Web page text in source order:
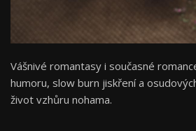
Vášnivé romantasy i současné
humoru, slow burn jiskření a
život vzhůru nohama.